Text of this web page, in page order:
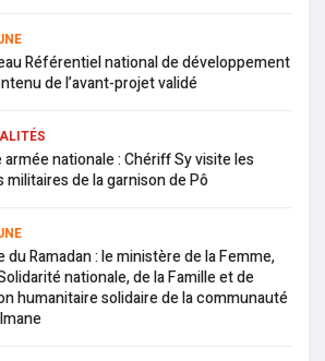
Référentiel national de développement
de l’avant-projet validé
armée nationale : Chériff Sy visite les
militaires de la garnison de Pô
du Ramadan : le ministère de la Femme,
nationale, de la Famille et de
humanitaire solidaire de la communauté